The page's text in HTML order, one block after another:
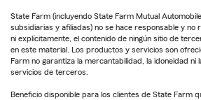
State Farm (incluyendo State Farm Mutual
subsidiarias y afiliadas) no se hace responsable y no
ni explícitamente, el contenido de ningún sitio de
en este material. Los productos y servicios son
Farm no garantiza la mercantabilidad, la idoneidad ni
servicios de terceros.
Beneficio disponible para los clientes de State Farm